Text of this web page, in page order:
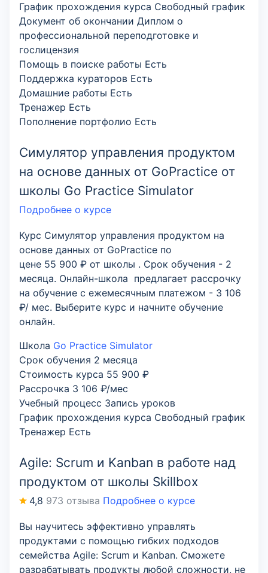
График прохождения курса Свободный график
Документ об окончании Диплом о
профессиональной переподготовке и
гослицензия
Помощь в поиске работы Есть
Поддержка кураторов Есть
Домашние работы Есть
Тренажер Есть
Пополнение портфолио Есть
Симулятор управления продуктом
на основе данных от GoPractice от
школы Go Practice Simulator
Подробнее о курсе
Курс Симулятор управления продуктом на
основе данных от GoPractice по
цене 55 900 ₽ от школы . Срок обучения - 2
месяца. Онлайн-школа предлагает рассрочку
на обучение с ежемесячным платежом - 3 106
₽/ мес. Выберите курс и начните обучение
онлайн.
Школа Go Practice Simulator
Срок обучения 2 месяца
Стоимость курса 55 900 ₽
Рассрочка 3 106 ₽/мес
Учебный процесс Запись уроков
График прохождения курса Свободный график
Тренажер Есть
Agile: Scrum и Kanban в работе над
продуктом от школы Skillbox
4,8 973 отзыва Подробнее о курсе
Вы научитесь эффективно управлять
продуктами с помощью гибких подходов
семейства Agile: Scrum и Kanban. Сможете
разрабатывать продукты любой сложности, не